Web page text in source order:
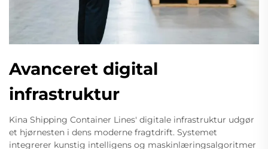
Avanceret digital
infrastruktur
Kina Shipping Container Lines' digitale infrastruktur udgør
et hjørnesten i dens moderne fragtdrift. Systemet
integrerer kunstig intelligens og maskinlæringsalgoritmer